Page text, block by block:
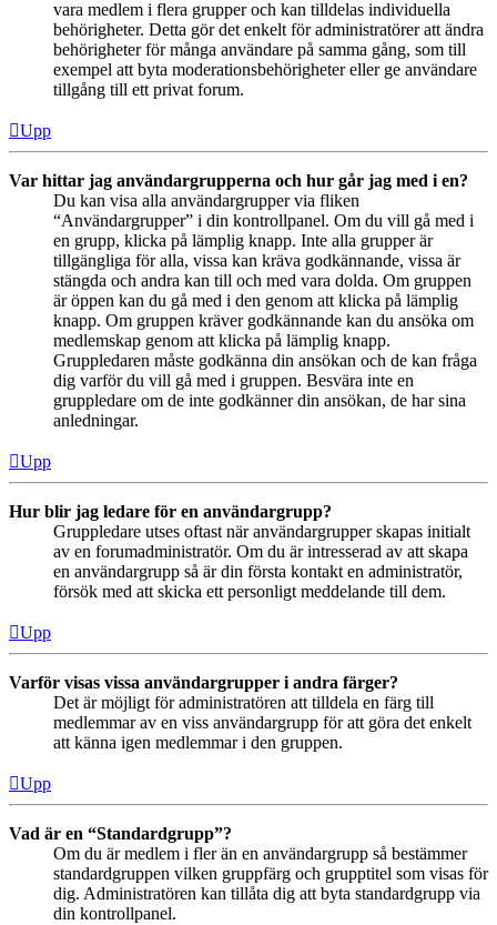
vara medlem i flera grupper och kan tilldelas individuella
behörigheter. Detta gör det enkelt för administratörer att ändra
behörigheter för många användare på samma gång, som till
exempel att byta moderationsbehörigheter eller ge användare
tillgång till ett privat forum.
Upp
Var hittar jag användargrupperna och hur går jag med i en?
Du kan visa alla användargrupper via fliken
“Användargrupper” i din kontrollpanel. Om du vill gå med i
en grupp, klicka på lämplig knapp. Inte alla grupper är
tillgängliga för alla, vissa kan kräva godkännande, vissa är
stängda och andra kan till och med vara dolda. Om gruppen
är öppen kan du gå med i den genom att klicka på lämplig
knapp. Om gruppen kräver godkännande kan du ansöka om
medlemskap genom att klicka på lämplig knapp.
Gruppledaren måste godkänna din ansökan och de kan fråga
dig varför du vill gå med i gruppen. Besvära inte en
gruppledare om de inte godkänner din ansökan, de har sina
anledningar.
Upp
Hur blir jag ledare för en användargrupp?
Gruppledare utses oftast när användargrupper skapas initialt
av en forumadministratör. Om du är intresserad av att skapa
en användargrupp så är din första kontakt en administratör,
försök med att skicka ett personligt meddelande till dem.
Upp
Varför visas vissa användargrupper i andra färger?
Det är möjligt för administratören att tilldela en färg till
medlemmar av en viss användargrupp för att göra det enkelt
att känna igen medlemmar i den gruppen.
Upp
Vad är en “Standardgrupp”?
Om du är medlem i fler än en användargrupp så bestämmer
standardgruppen vilken gruppfärg och grupptitel som visas för
dig. Administratören kan tillåta dig att byta standardgrupp via
din kontrollpanel.